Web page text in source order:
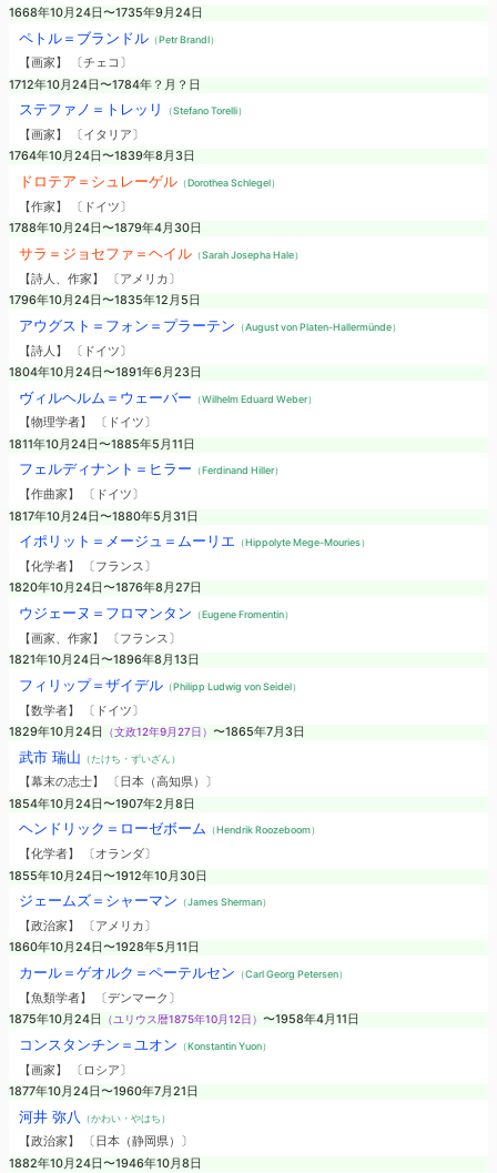
1668年10月24日〜1735年9月24日
ペトル＝ブランドル（Petr Brandl）
【画家】 〔チェコ〕
1712年10月24日〜1784年？月？日
ステファノ＝トレッリ （Stefano Torelli）
【画家】 〔イタリア〕
1764年10月24日〜1839年8月3日
ドロテア＝シュレーゲル（Dorothea Schlegel）
【作家】 〔ドイツ〕
1788年10月24日〜1879年4月30日
サラ＝ジョセファ＝ヘイル（Sarah Josepha Hale）
【詩人、作家】 〔アメリカ〕
1796年10月24日〜1835年12月5日
アウグスト＝フォン＝プラーテン （August von Platen-Hallermünde）
【詩人】 〔ドイツ〕
1804年10月24日〜1891年6月23日
ヴィルヘルム＝ウェーバー （Wilhelm Eduard Weber）
【物理学者】 〔ドイツ〕
1811年10月24日〜1885年5月11日
フェルディナント＝ヒラー （Ferdinand Hiller）
【作曲家】 〔ドイツ〕
1817年10月24日〜1880年5月31日
イポリット＝メージュ＝ムーリエ （Hippolyte Mege-Mouries）
【化学者】 〔フランス〕
1820年10月24日〜1876年8月27日
ウジェーヌ＝フロマンタン （Eugene Fromentin）
【画家、作家】 〔フランス〕
1821年10月24日〜1896年8月13日
フィリップ＝ザイデル（Philipp Ludwig von Seidel）
【数学者】 〔ドイツ〕
1829年10月24日
（文政12年9月27日） 〜1865年7月3日
武市 瑞山 （たけち・ずいざん）
【幕末の志士】 〔日本（高知県）〕
1854年10月24日〜1907年2月8日
ヘンドリック＝ローゼボーム （Hendrik Roozeboom）
【化学者】 〔オランダ〕
1855年10月24日〜1912年10月30日
ジェームズ＝シャーマン （James Sherman）
【政治家】 〔アメリカ〕
1860年10月24日〜1928年5月11日
カール＝ゲオルク＝ペーテルセン （Carl Georg Petersen）
【魚類学者】 〔デンマーク〕
1875年10月24日
（ユリウス暦1875年10月12日） 〜1958年4月11日
コンスタンチン＝ユオン （Konstantin Yuon）
【画家】 〔ロシア〕
1877年10月24日〜1960年7月21日
河井 弥八 （かわい・やはち）
【政治家】 〔日本（静岡県）〕
1882年10月24日〜1946年10月8日